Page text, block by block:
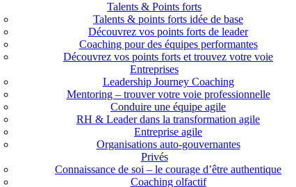
Talents & Points forts
Talents & points forts idée de base
Découvrez vos points forts de leader
Coaching pour des équipes performantes
Découvrez vos points forts et trouvez votre voie
Entreprises
Leadership Journey Coaching
Mentoring – trouver votre voie professionnelle
Conduire une équipe agile
RH & Leader dans la transformation agile
Entreprise agile
Organisations auto-gouvernantes
Privés
Connaissance de soi – le courage d’être authentique
Coaching olfactif